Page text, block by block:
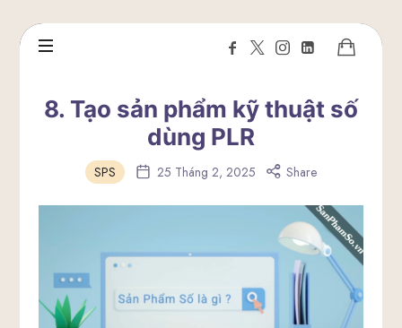
8. Tạo sản phẩm kỹ thuật số
dùng PLR
SPS 25 Tháng 2, 2025 Share